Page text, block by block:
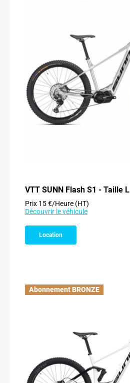
VTT SUNN Flash S1 - Taille L
Prix 15 €/Heure (HT)
Découvrir le véhicule
Location
Abonnement BRONZE